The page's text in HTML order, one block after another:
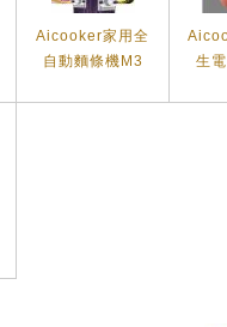
Aicooker家用全
自動麵條機M3
生